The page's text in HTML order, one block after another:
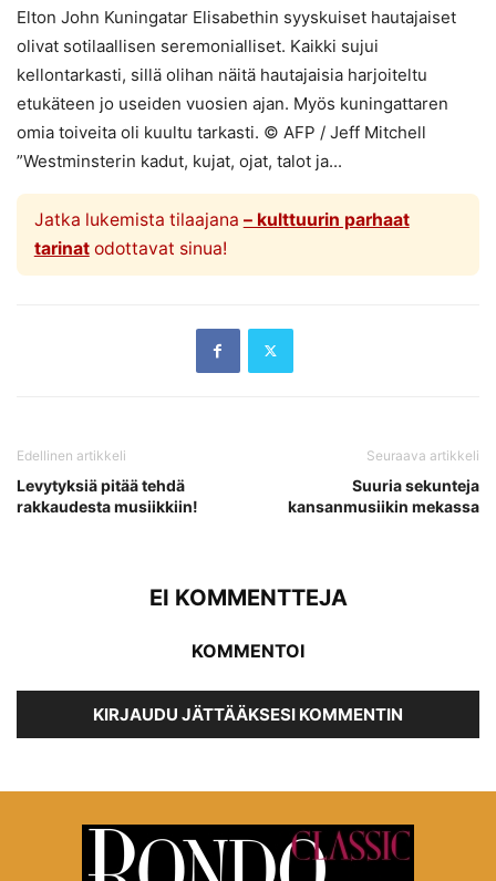
Elton John Kuningatar Elisabethin syyskuiset hautajaiset
olivat sotilaallisen seremonialliset. Kaikki sujui
kellontarkasti, sillä olihan näitä hautajaisia harjoiteltu
etukäteen jo useiden vuosien ajan. Myös kuningattaren
omia toiveita oli kuultu tarkasti. © AFP / Jeff Mitchell
”Westminsterin kadut, kujat, ojat, talot ja...
Jatka lukemista tilaajana – kulttuurin parhaat
tarinatodottavat sinua!
Edellinen artikkeli
Levytyksiä pitää tehdä
rakkaudesta musiikkiin!
Seuraava artikkeli
Suuria sekunteja
kansanmusiikin mekassa
EI KOMMENTTEJA
KOMMENTOI
KIRJAUDU JÄTTÄÄKSESI KOMMENTIN